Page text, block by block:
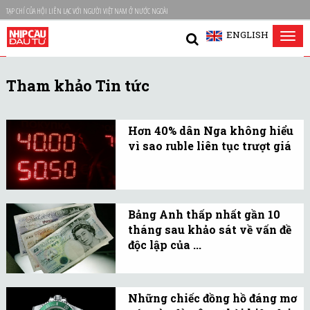
TẠP CHÍ CỦA HỘI LIÊN LẠC VỚI NGƯỜI VIỆT NAM Ở NƯỚC NGOÀI
ENGLISH
Tham khảo Tin tức
Hơn 40% dân Nga không hiểu
vì sao ruble liên tục trượt giá
40% dân Nga không thể
giải thích tại sao nội tệ
lại trượt giá thảm hại
Bảng Anh thấp nhất gần 10
tháng sau khảo sát về vấn đề
độc lập của ...
mạnh trước những lo
Những chiếc đồng hồ đáng mơ